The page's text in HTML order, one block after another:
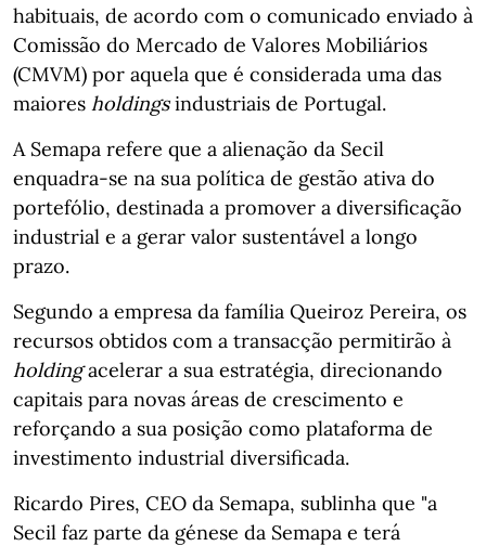
habituais, de acordo com o comunicado enviado à
Comissão do Mercado de Valores Mobiliários
(CMVM) por aquela que é considerada uma das
maiores holdingsindustriais de Portugal.
A Semapa refere que a alienação da Secil
enquadra‑se na sua política de gestão ativa do
portefólio, destinada a promover a diversificação
industrial e a gerar valor sustentável a longo
prazo.
Segundo a empresa da família Queiroz Pereira, os
recursos obtidos com a transacção permitirão à
holdingacelerar a sua estratégia, direcionando
capitais para novas áreas de crescimento e
reforçando a sua posição como plataforma de
investimento industrial diversificada.
Ricardo Pires, CEO da Semapa, sublinha que "a
Secil faz parte da génese da Semapa e terá